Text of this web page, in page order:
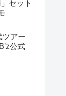
セット
ツアー
公式